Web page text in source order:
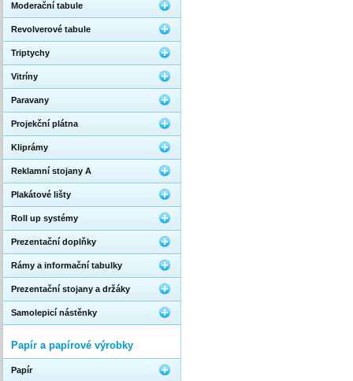
Moderační tabule
Revolverové tabule
Triptychy
Vitríny
Paravany
Projekční plátna
Kliprámy
Reklamní stojany A
Plakátové lišty
Roll up systémy
Prezentační doplňky
Rámy a informační tabulky
Prezentační stojany a držáky
Samolepicí nástěnky
Papír a papírové výrobky
Papír